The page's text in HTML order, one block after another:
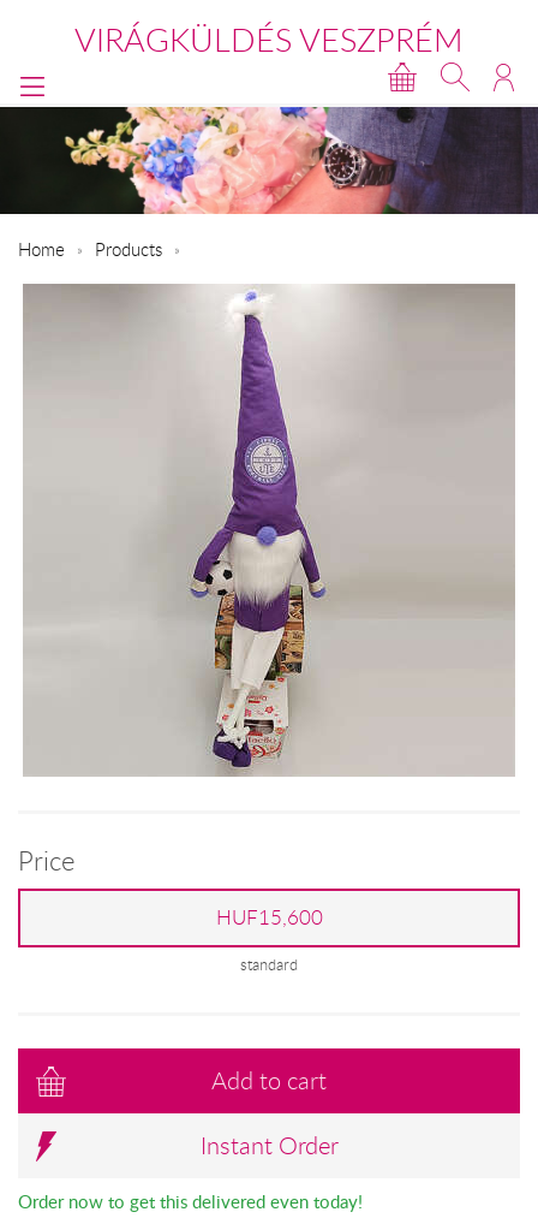
VIRÁGKÜLDÉS VESZPRÉM
Home Products
Price
HUF15,600
standard
Add to cart
Instant Order
Order now to get this delivered even today!